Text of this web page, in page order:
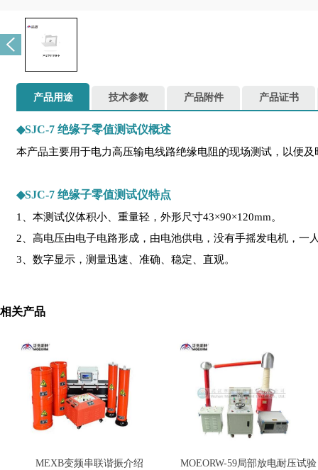
产品用途 技术参数 产品附件 产品证书
◆SJC-7 绝缘子零值测试仪概述
本产品主要用于电力高压输电线路绝缘电阻的现场测试，以便
◆SJC-7 绝缘子零值测试仪特点
1、本测试仪体积小、重量轻，外形尺寸43×90×120mm。
2、高电压由电子电路形成，由电池供电，没有手摇发电机，一
3、数字显示，测量迅速、准确、稳定、直观。
相关产品
MEXB变频串联谐振介绍
MOEORW-59局部放电耐压试验